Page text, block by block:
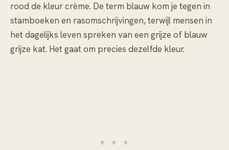
rood de kleur crème. De term blauw kom je tegen in
stamboeken en rasomschrijvingen, terwijl mensen in
het dagelijks leven spreken van een grijze of blauw
grijze kat. Het gaat om precies dezelfde kleur.